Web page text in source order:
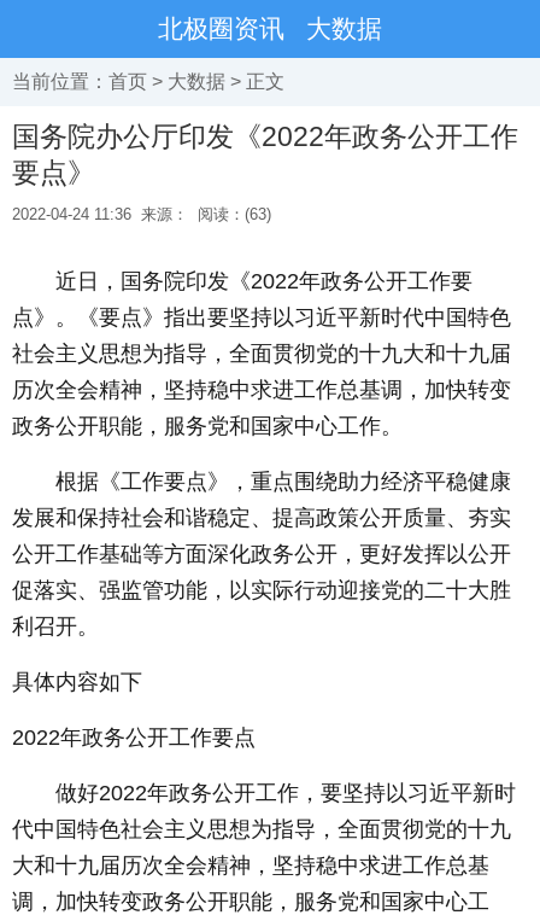
北极圈资讯 大数据
当前位置： 首页 > 大数据 > 正文
国务院办公厅印发《2022年政务公开工作
要点》
2022-04-24 11:36 来源： 阅读：(63)
近日，国务院印发《2022年政务公开工作要
点》。《要点》指出要坚持以习近平新时代中国特色
社会主义思想为指导，全面贯彻党的十九大和十九届
历次全会精神，坚持稳中求进工作总基调，加快转变
政务公开职能，服务党和国家中心工作。
根据《工作要点》，重点围绕助力经济平稳健康
发展和保持社会和谐稳定、提高政策公开质量、夯实
公开工作基础等方面深化政务公开，更好发挥以公开
促落实、强监管功能，以实际行动迎接党的二十大胜
利召开。
具体内容如下
2022年政务公开工作要点
做好2022年政务公开工作，要坚持以习近平新时
代中国特色社会主义思想为指导，全面贯彻党的十九
大和十九届历次全会精神，坚持稳中求进工作总基
调，加快转变政务公开职能，服务党和国家中心工